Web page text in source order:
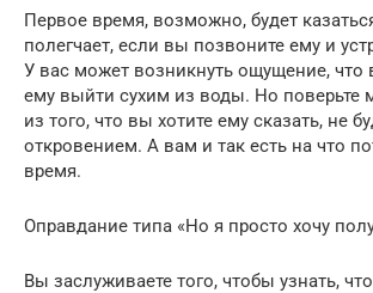
Первое время, возможно, будет
полегчает, если вы позвоните ему и
У вас может возникнуть ощущение,
ему выйти сухим из воды. Но поверьте
из того, что вы хотите ему сказать, не
откровением. А вам и так есть на что
время.
Оправдание типа «Но я просто хочу
Вы заслуживаете того, чтобы узнать,